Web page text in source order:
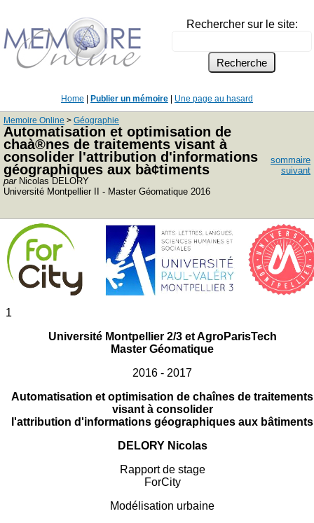
Rechercher sur le site:
Home Publier un mémoire Une page au hasard
Memoire Online > Géographie
Automatisation et optimisation de
chaà®nes de traitements visant à
consolider l'attribution d'informations
géographiques aux bà¢timents
parNicolas DELORY
Université Montpellier II - Master Géomatique 2016
sommaire
suivant
1
Université Montpellier 2/3 et AgroParisTech
Master Géomatique
2016 - 2017
Automatisation et optimisation de chaînes de traitements
visant à consolider
l'attribution d'informations géographiques aux bâtiments
DELORY Nicolas
Rapport de stage
ForCity
Modélisation urbaine